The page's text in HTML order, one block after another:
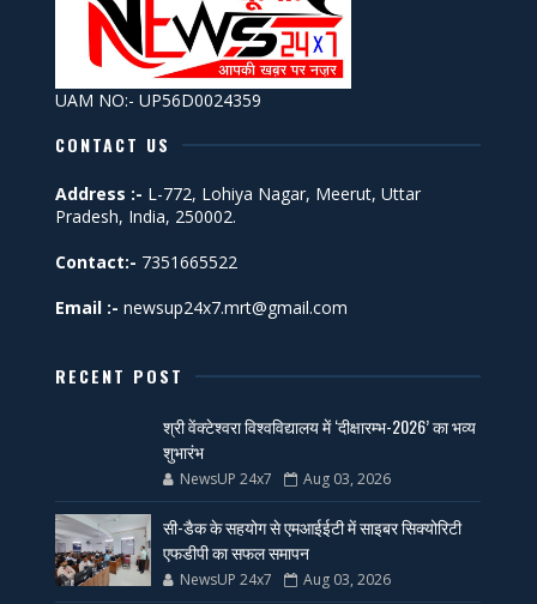
UAM NO:- UP56D0024359
CONTACT US
Address :- L-772, Lohiya Nagar, Meerut, Uttar
Pradesh, India, 250002.
Contact:- 7351665522
Email :- newsup24x7.mrt@gmail.com
RECENT POST
श्री वेंक्टेश्वरा विश्वविद्यालय में ‘दीक्षारम्भ-2026’ का भव्य
शुभारंभ
NewsUP 24x7 Aug 03, 2026
सी-डैक के सहयोग से एमआईईटी में साइबर सिक्योरिटी
एफडीपी का सफल समापन
NewsUP 24x7 Aug 03, 2026